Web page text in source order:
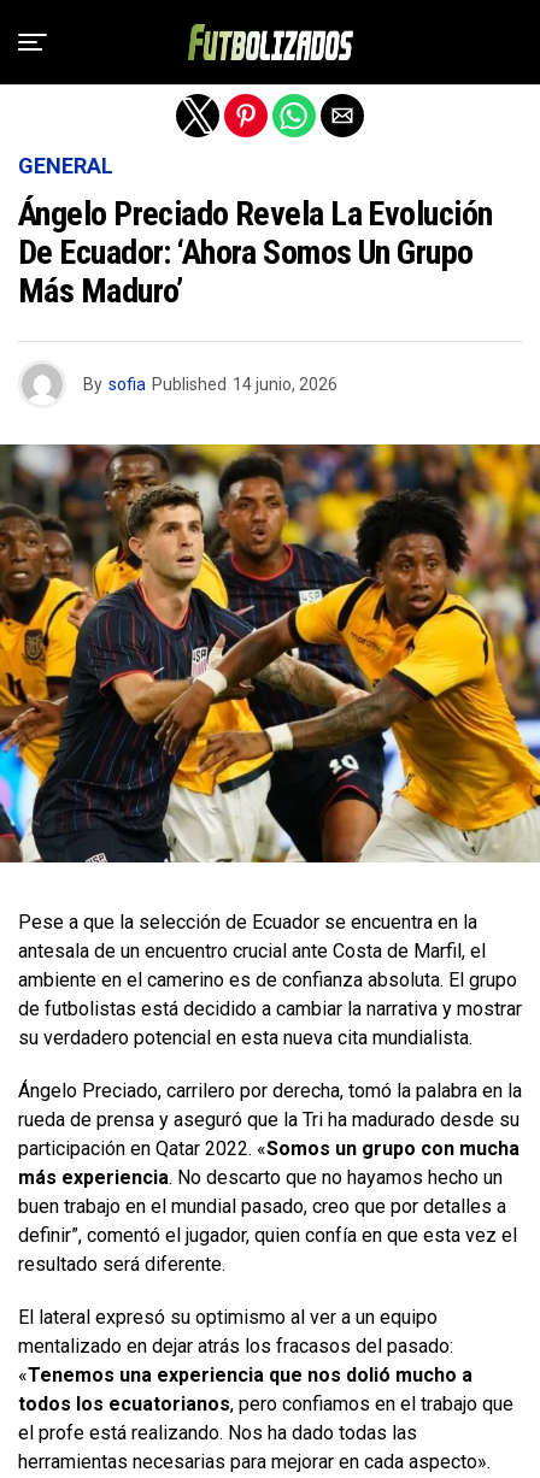
GENERAL
Ángelo Preciado Revela La Evolución
De Ecuador: ‘Ahora Somos Un Grupo
Más Maduro’
By sofia Published 14 junio, 2026
Pese a que la selección de Ecuador se encuentra en la
antesala de un encuentro crucial ante Costa de Marfil, el
ambiente en el camerino es de confianza absoluta. El grupo
de futbolistas está decidido a cambiar la narrativa y mostrar
su verdadero potencial en esta nueva cita mundialista.
Ángelo Preciado, carrilero por derecha, tomó la palabra en la
rueda de prensa y aseguró que la Tri ha madurado desde su
participación en Qatar 2022. «Somos un grupo con mucha
más experiencia. No descarto que no hayamos hecho un
buen trabajo en el mundial pasado, creo que por detalles a
definir”, comentó el jugador, quien confía en que esta vez el
resultado será diferente.
El lateral expresó su optimismo al ver a un equipo
mentalizado en dejar atrás los fracasos del pasado:
«Tenemos una experiencia que nos dolió mucho a
todos los ecuatorianos, pero confiamos en el trabajo que
el profe está realizando. Nos ha dado todas las
herramientas necesarias para mejorar en cada aspecto».
Salir de la versión móvil